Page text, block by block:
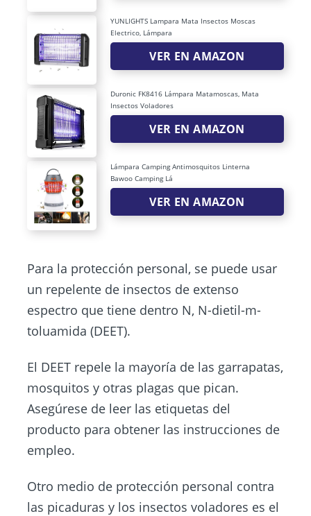
YUNLIGHTS Lampara Mata Insectos Moscas
Electrico, Lámpara
VER EN AMAZON
Duronic FK8416 Lámpara Matamoscas, Mata
Insectos Voladores
VER EN AMAZON
Lámpara Camping Antimosquitos Linterna
Bawoo Camping Lá
VER EN AMAZON
Para la protección personal, se puede usar
un repelente de insectos de extenso
espectro que tiene dentro N, N-dietil-m-
toluamida (DEET).
El DEET repele la mayoría de las garrapatas,
mosquitos y otras plagas que pican.
Asegúrese de leer las etiquetas del
producto para obtener las instrucciones de
empleo.
Otro medio de protección personal contra
las picaduras y los insectos voladores es el